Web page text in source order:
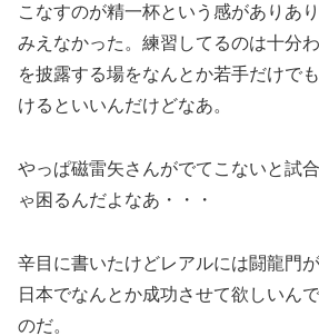
こなすのが精一杯という感がありあ
みえなかった。練習してるのは十分
を披露する場をなんとか若手だけで
けるといいんだけどなあ。
やっぱ磁雷矢さんがでてこないと試
ゃ困るんだよなあ・・・
辛目に書いたけどレアルには闘龍門
日本でなんとか成功させて欲しいん
のだ。